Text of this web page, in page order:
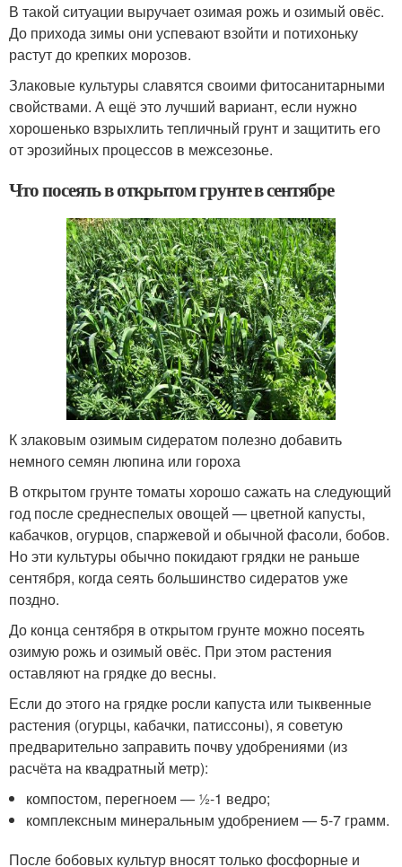
В такой ситуации выручает озимая рожь и озимый овёс.
До прихода зимы они успевают взойти и потихоньку
растут до крепких морозов.
Злаковые культуры славятся своими фитосанитарными
свойствами. А ещё это лучший вариант, если нужно
хорошенько взрыхлить тепличный грунт и защитить его
от эрозийных процессов в межсезонье.
Что посеять в открытом грунте в сентябре
К злаковым озимым сидератом полезно добавить
немного семян люпина или гороха
В открытом грунте томаты хорошо сажать на следующий
год после среднеспелых овощей — цветной капусты,
кабачков, огурцов, спаржевой и обычной фасоли, бобов.
Но эти культуры обычно покидают грядки не раньше
сентября, когда сеять большинство сидератов уже
поздно.
До конца сентября в открытом грунте можно посеять
озимую рожь и озимый овёс. При этом растения
оставляют на грядке до весны.
Если до этого на грядке росли капуста или тыквенные
растения (огурцы, кабачки, патиссоны), я советую
предварительно заправить почву удобрениями (из
расчёта на квадратный метр):
компостом, перегноем — ½-1 ведро;
комплексным минеральным удобрением — 5-7 грамм.
После бобовых культур вносят только фосфорные и